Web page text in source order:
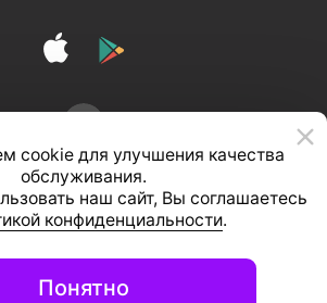
Полная версия сайта
© 2026, ООО «Студия 111»
cookie для улучшения качества
обслуживания.
наш сайт, Вы соглашаетесь
конфиденциальности.
Понятно